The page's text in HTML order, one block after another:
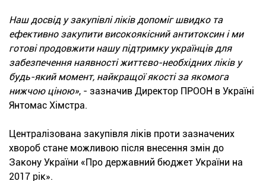
Наш досвід у закупівлі ліків допоміг швидко та
ефективно закупити високоякісний антитоксин і ми
готові продовжити нашу підтримку українців для
забезпечення наявності життєво-необхідних ліків у
будь-який момент, найкращої якості за якомога
нижчою ціною», - зазначив Директор ПРООН в Україні
Янтомас Хімстра.
Централізована закупівля ліків проти зазначених
хвороб стане можливою після внесення змін до
Закону України «Про державний бюджет України на
2017 рік».